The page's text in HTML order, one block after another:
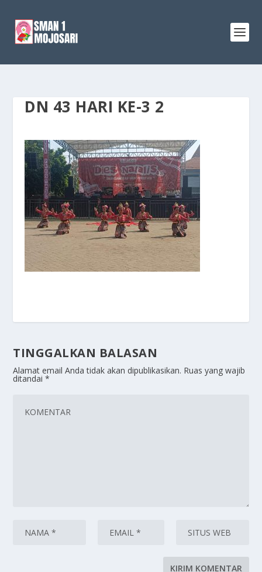
DN 43 HARI KE-3 2
TINGGALKAN BALASAN
Alamat email Anda tidak akan dipublikasikan. Ruas yang wajib
ditandai*